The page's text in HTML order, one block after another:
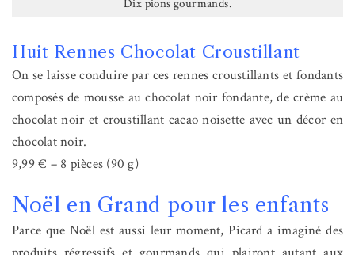
Dix pions gourmands.
Huit Rennes Chocolat Croustillant
On se laisse conduire par ces rennes croustillants et fondants
composés de mousse au chocolat noir fondante, de crème au
chocolat noir et croustillant cacao noisette avec un décor en
chocolat noir.
9,99 € – 8 pièces (90 g)
Noël en Grand pour les enfants
Parce que Noël est aussi leur moment, Picard a imaginé des